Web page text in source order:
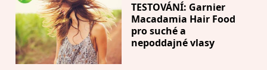
TESTOVÁNÍ: Garnier
Macadamia Hair Food
pro suché a
nepoddajné vlasy